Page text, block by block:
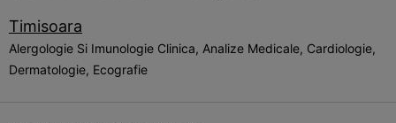
Timisoara
Alergologie Si Imunologie Clinica, Analize Medicale, Cardiologie,
Dermatologie, Ecografie